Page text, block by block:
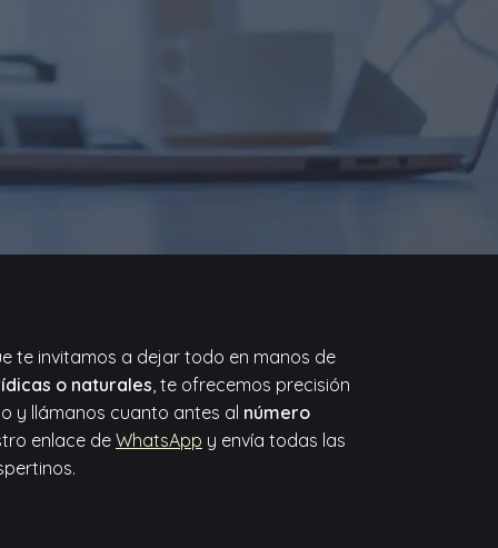
te invitamos a dejar todo en manos de
o naturales, te ofrecemos precisión
y llámanos cuanto antes al número
enlace de WhatsApp y envía todas las